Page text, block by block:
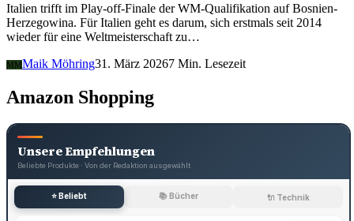
Italien trifft im Play-off-Finale der WM-Qualifikation auf Bosnien-
Herzegowina. Für Italien geht es darum, sich erstmals seit 2014
wieder für eine Weltmeisterschaft zu…
MMMaik Möhring31. März 20267 Min. Lesezeit
Amazon Shopping
Unsere Empfehlungen
Beliebte Produkte · Von der Redaktion ausgewählt
⭐ Beliebt 📚 Bücher 🔌 Technik